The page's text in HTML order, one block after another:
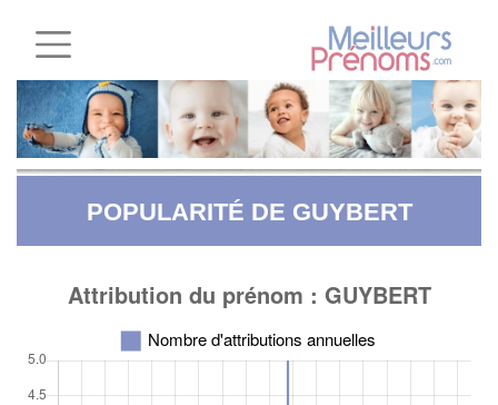
POPULARITÉ DE GUYBERT